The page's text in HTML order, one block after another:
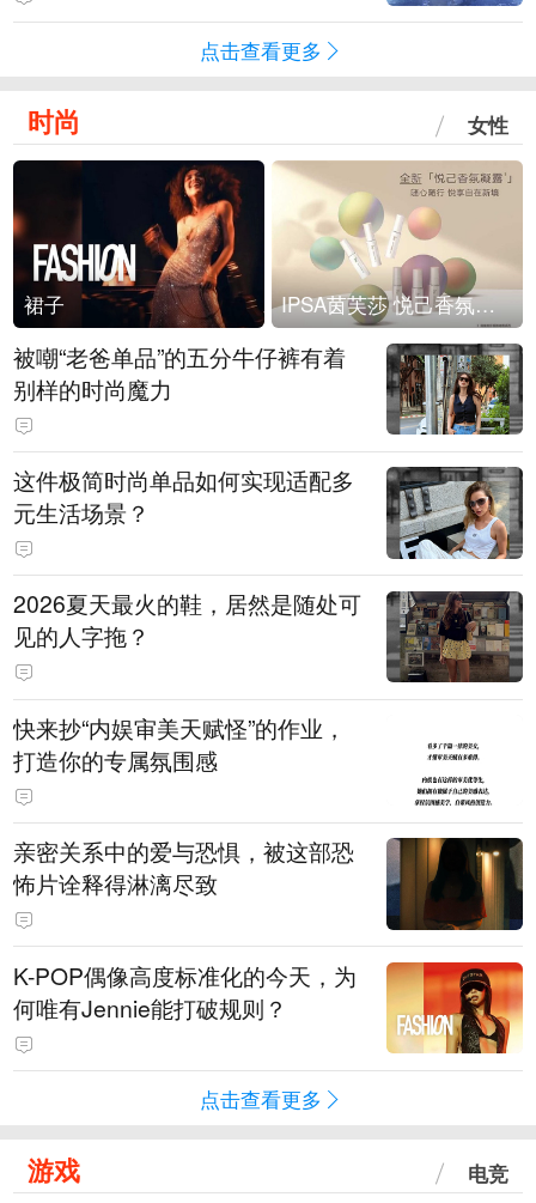
点击查看更多
时尚 女性
裙子 IPSA茵芙莎 悦己香氛凝露上市
被嘲“老爸单品”的五分牛仔裤有着
别样的时尚魔力
这件极简时尚单品如何实现适配多
元生活场景？
2026夏天最火的鞋，居然是随处可
见的人字拖？
快来抄“内娱审美天赋怪”的作业，
打造你的专属氛围感
亲密关系中的爱与恐惧，被这部恐
怖片诠释得淋漓尽致
K-POP偶像高度标准化的今天，为
何唯有Jennie能打破规则？
点击查看更多
游戏 电竞